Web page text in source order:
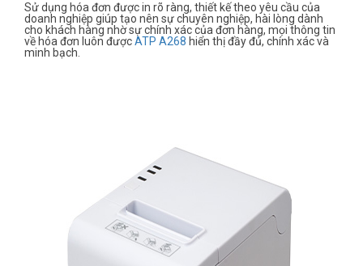
Sử dụng hóa đơn được in rõ ràng, thiết kế theo yêu cầu của
doanh nghiệp giúp tạo nên sự chuyên nghiệp, hài lòng dành
cho khách hàng nhờ sự chính xác của đơn hàng, mọi thông tin
về hóa đơn luôn đượcATP A268 hiển thị đầy đủ, chính xác và
minh bạch.